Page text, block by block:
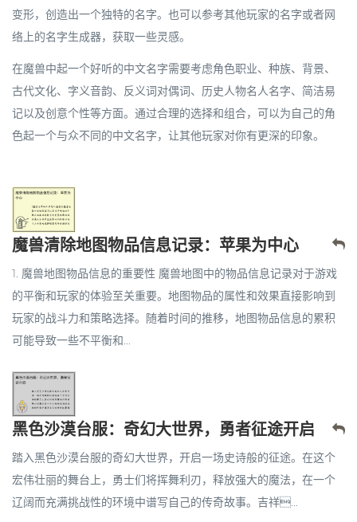
变形，创造出一个独特的名字。也可以参考其他玩家的名字或者网
络上的名字生成器，获取一些灵感。
在魔兽中起一个好听的中文名字需要考虑角色职业、种族、背景、
古代文化、字义音韵、反义词对偶词、历史人物名人名字、简洁易
记以及创意个性等方面。通过合理的选择和组合，可以为自己的角
色起一个与众不同的中文名字，让其他玩家对你有更深的印象。
魔兽清除地图物品信息记录：苹果为中心
1. 魔兽地图物品信息的重要性 魔兽地图中的物品信息记录对于游戏
的平衡和玩家的体验至关重要。地图物品的属性和效果直接影响到
玩家的战斗力和策略选择。随着时间的推移，地图物品信息的累积
可能导致一些不平衡和...
黑色沙漠台服：奇幻大世界，勇者征途开启
踏入黑色沙漠台服的奇幻大世界，开启一场史诗般的征途。在这个
宏伟壮丽的舞台上，勇士们将挥舞利刃，释放强大的魔法，在一个
辽阔而充满挑战性的环境中谱写自己的传奇故事。吉祥...